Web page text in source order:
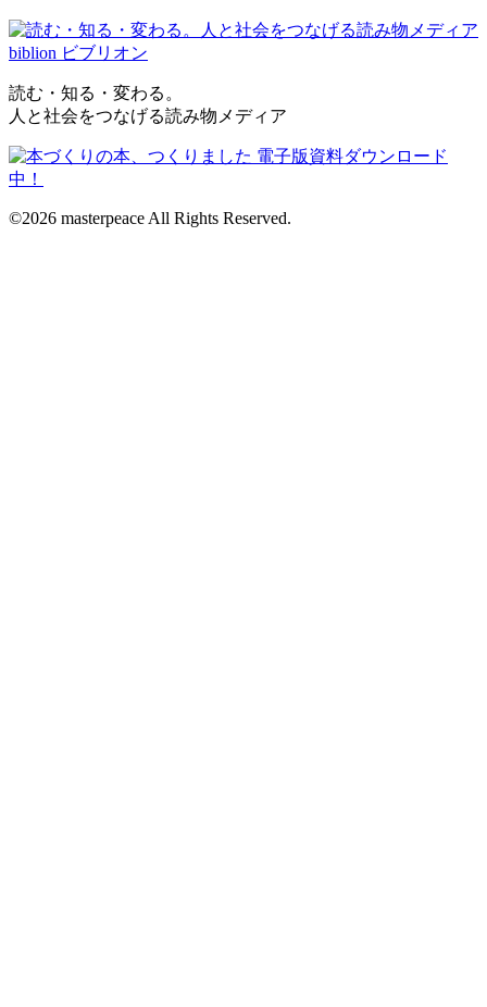
読む・知る・変わる。
人と社会をつなげる読み物メディア
©2026 masterpeace All Rights Reserved.